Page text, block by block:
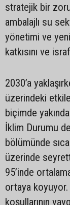
stratejik bir
ambalajlı su
yönetimi ve
katkısını ve
2030’a
üzerindeki
biçimde
İklim Durumu
bölümünde
üzerinde
95’inde
ortaya koyuyor.
koşullarının